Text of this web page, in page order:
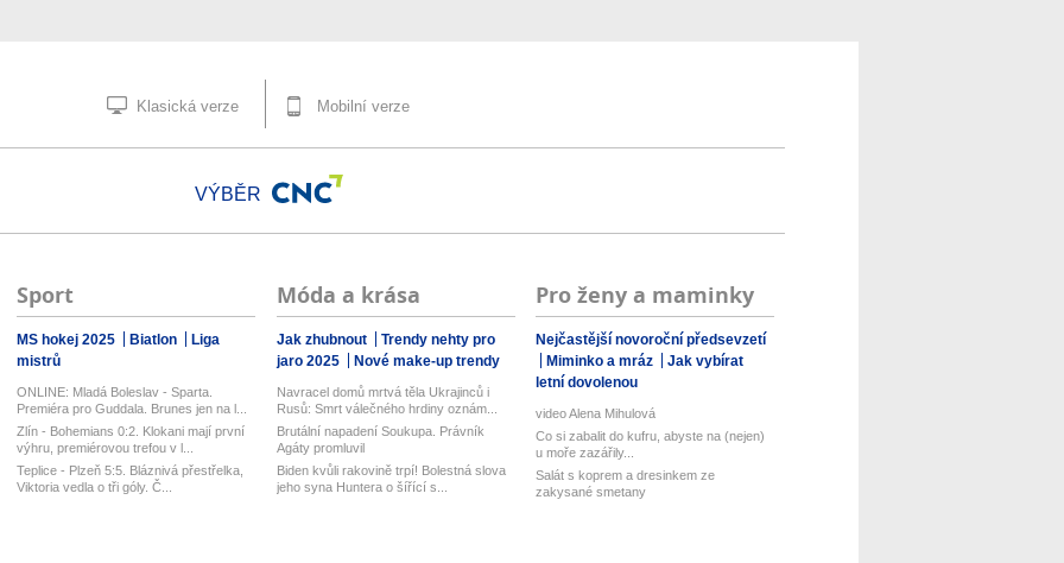
Klasická verze Mobilní verze
VÝBĚR
Sport
MS hokej 2025 Biatlon
Liga
mistrů
ONLINE: Mladá Boleslav - Sparta.
Premiéra pro Guddala. Brunes jen na l...
Zlín - Bohemians 0:2. Klokani mají první
výhru, premiérovou trefou v l...
Teplice - Plzeň 5:5. Bláznivá přestřelka,
Viktoria vedla o tři góly. Č...
Móda a krása
Jak zhubnout
Trendy nehty pro
jaro 2025
Nové make-up trendy
Navracel domů mrtvá těla Ukrajinců i
Rusů: Smrt válečného hrdiny oznám...
Brutální napadení Soukupa. Právník
Agáty promluvil
Biden kvůli rakovině trpí! Bolestná slova
jeho syna Huntera o šířící s...
Pro ženy a maminky
Nejčastější novoroční předsevzetí
Miminko a mráz
Jak vybírat
letní dovolenou
video Alena Mihulová
Co si zabalit do kufru, abyste na (nejen)
u moře zazářily...
Salát s koprem a dresinkem ze
zakysané smetany